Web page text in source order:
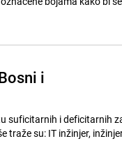
i
suficitarnih i deficitarnih
traže su: IT inžinjer,